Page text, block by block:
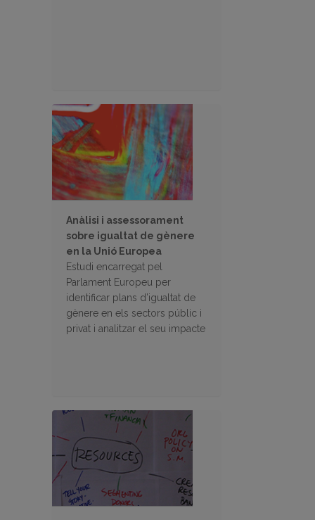
Anàlisi i assessorament
sobre igualtat de gènere
en la Unió Europea
Estudi encarregat pel
Parlament Europeu per
identificar plans d’igualtat de
gènere en els sectors públic i
privat i analitzar el seu impacte